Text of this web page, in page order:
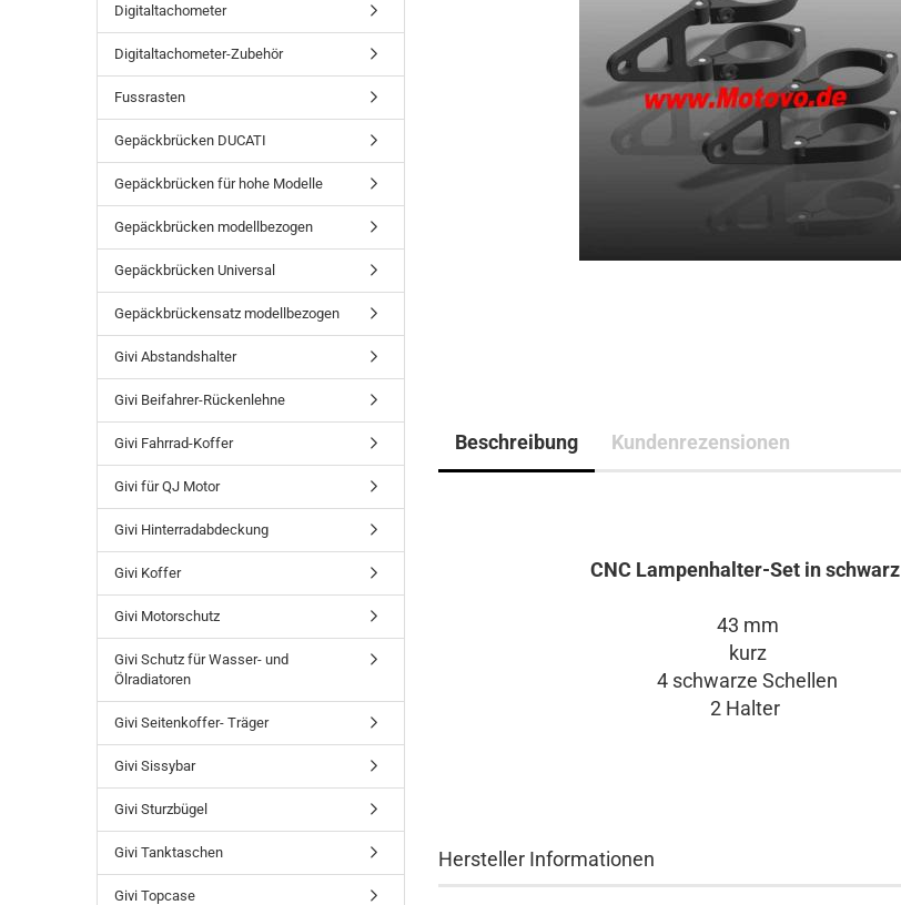
Beschreibung Kundenrezensionen
CNC Lampenhalter-Set in schwarz
43 mm
kurz
4 schwarze Schellen
2 Halter
Hersteller Informationen
Digitaltachometer
Digitaltachometer-Zubehör
Fussrasten
Gepäckbrücken DUCATI
Gepäckbrücken für hohe Modelle
Gepäckbrücken modellbezogen
Gepäckbrücken Universal
Gepäckbrückensatz modellbezogen
Givi Abstandshalter
Givi Beifahrer-Rückenlehne
Givi Fahrrad-Koffer
Givi für QJ Motor
Givi Hinterradabdeckung
Givi Koffer
Givi Motorschutz
Givi Schutz für Wasser- und
Ölradiatoren
Givi Seitenkoffer- Träger
Givi Sissybar
Givi Sturzbügel
Givi Tanktaschen
Givi Topcase